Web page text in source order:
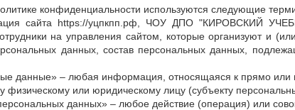
конфиденциальности используются следующие
сайта https://уцпкпп.рф, ЧОУ ДПО "КИРОВСКИЙ
на управления сайтом, которые организуют и
данных, состав персональных данных,
данные» – любая информация, относящаяся к прямо или
физическому или юридическому лицу (субъекту
данных» – любое действие (операция) или